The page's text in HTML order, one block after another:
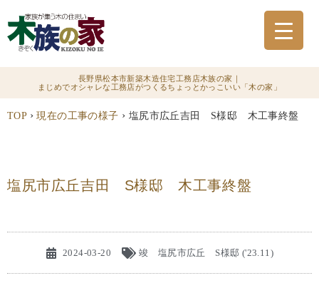
長野県松本市新築木造住宅工務店木族の家｜
まじめでオシャレな工務店がつくるちょっとかっこいい「木の家」
TOP › 現在の工事の様子 › 塩尻市広丘吉田 S様邸 木工事終盤
塩尻市広丘吉田 S様邸 木工事終盤
2024-03-20 竣 塩尻市広丘 S様邸 ('23.11)